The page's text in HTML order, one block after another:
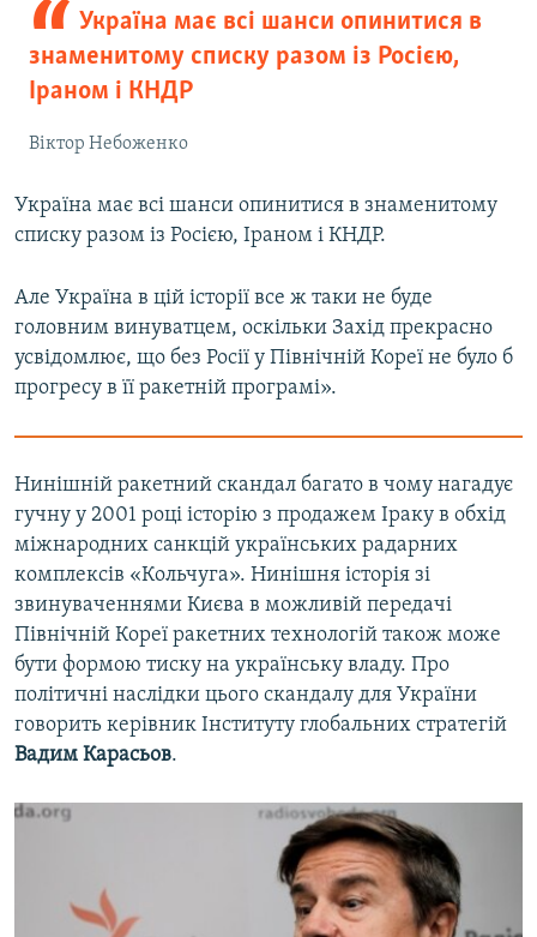
Україна має всі шанси опинитися в
знаменитому списку разом із Росією,
Іраном і КНДР
Віктор Небоженко
Україна має всі шанси опинитися в знаменитому
списку разом із Росією, Іраном і КНДР.
Але Україна в цій історії все ж таки не буде
головним винуватцем, оскільки Захід прекрасно
усвідомлює, що без Росії у Північній Кореї не було б
прогресу в її ракетній програмі».
Нинішній ракетний скандал багато в чому нагадує
гучну у 2001 році історію з продажем Іраку в обхід
міжнародних санкцій українських радарних
комплексів «Кольчуга». Нинішня історія зі
звинуваченнями Києва в можливій передачі
Північній Кореї ракетних технологій також може
бути формою тиску на українську владу. Про
політичні наслідки цього скандалу для України
говорить керівник Інституту глобальних стратегій
Вадим Карасьов.